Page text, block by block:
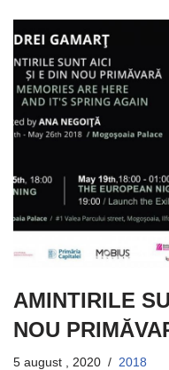
AMINTIRILE
NOU
5 august , 2020 2018